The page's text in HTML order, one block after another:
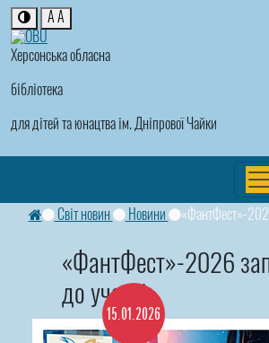
Херсонська обласна
бібліотека
для дітей та юнацтва ім. Дніпрової Чайки
A A
Світ новин Новини «ФантФест»-
«ФантФест»-2026
до участі
15.01.2026